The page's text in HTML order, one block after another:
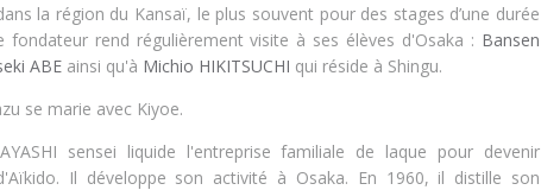
la région du Kansaï, le plus souvent pour des stages d’une durée
fondateur rend régulièrement visite à ses élèves d'Osaka : Bansen
ABE ainsi qu'à Michio HIKITSUCHI qui réside à Shingu.
se marie avec Kiyoe.
sensei liquide l'entreprise familiale de laque pour devenir
Il développe son activité à Osaka. En 1960, il distille son